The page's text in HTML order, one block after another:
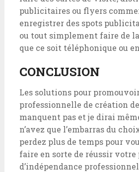
publicitaires ou flyers
enregistrer des spots
ou tout simplement faire de
que ce soit téléphonique ou
CONCLUSION
Les solutions pour
professionnelle de création
manquent pas et je dirai
n’avez que l’embarras du
perdez plus de temps pour
faire en sorte de réussir votre
d’indépendance